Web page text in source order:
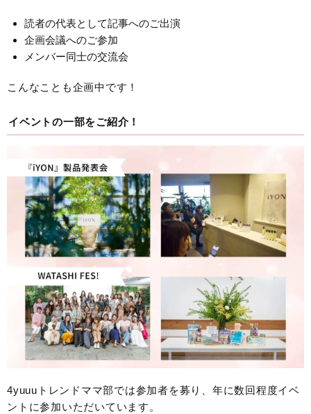
読者の代表として記事へのご出演
企画会議へのご参加
メンバー同士の交流会
こんなことも企画中です！
イベントの一部をご紹介！
4yuuuトレンドママ部では参加者を募り、年に数回程度イベ
ントに参加いただいています。